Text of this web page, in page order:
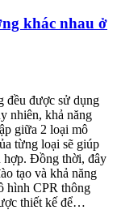
khác nhau ở
đều được sử dụng
nhiên, khả năng
giữa 2 loại mô
từng loại sẽ giúp
hợp. Đồng thời, đây
tạo và khả năng
hình CPR thông
thiết kế để…